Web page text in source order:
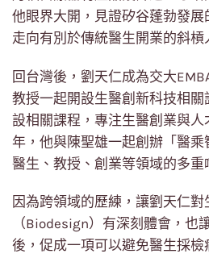
他眼界大開，見證矽谷蓬勃發
走向有別於傳統醫生開業的斜槓
回台灣後，劉天仁成為交大
教授一起開設生醫創新科技相
設相關課程，專注生醫創業與人
年，他與陳聖雄一起創辦「醫
醫生、教授、創業等領域的多重
因為跨領域的歷練，讓劉天仁
（Biodesign）有深刻體會，也
後，促成一項可以避免醫生採